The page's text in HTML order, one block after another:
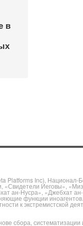
в
Platforms Inc), Национал-
«Свидетели Иеговы»,
ан-Нусра», «Джебхат
функции
к экстремистской
сбора, систематизации